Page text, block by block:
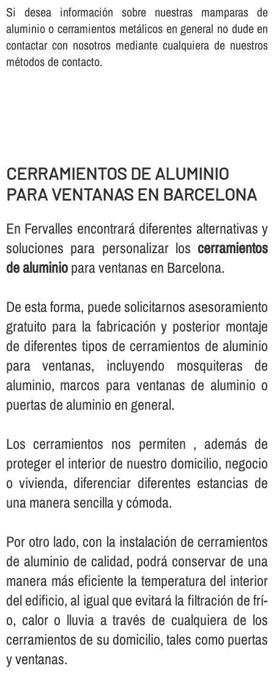
Si desea información sobre nuestras mamparas de
aluminio o cerramientos metálicos en general no dude en
contactar con nosotros mediante cualquiera de nuestros
métodos de contacto.
CERRAMIENTOS DE ALUMINIO
PARA VENTANAS EN BARCELONA
En Fervalles encontrará diferentes alternativas y
soluciones para personalizar loscerramientos
de aluminiopara ventanas en Barcelona.
De esta forma, puede solicitarnos asesoramiento
gratuito para la fabricación y posterior montaje
de diferentes tipos de cerramientos de aluminio
para ventanas, incluyendo mosquiteras de
aluminio, marcos para ventanas de aluminio o
puertas de aluminio en general.
Los cerramientos nos permiten , además de
proteger el interior de nuestro domicilio, negocio
o vivienda, diferenciar diferentes estancias de
una manera sencilla y cómoda.
Por otro lado, con la instalación de cerramientos
de aluminio de calidad, podrá conservar de una
manera más eficiente la temperatura del interior
del edificio, al igual que evitará la filtración de frí­
o, calor o lluvia a través de cualquiera de los
cerramientos de su domicilio, tales como puertas
y ventanas.